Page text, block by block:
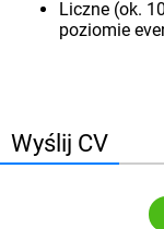
Liczne (ok.
poziomie
Wyślij CV